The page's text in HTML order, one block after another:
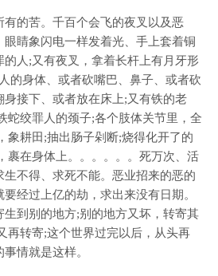
的苦。千百个会飞的夜叉以及恶
眼睛象闪电一样发着光、手上套着铜
人;又有夜叉，拿着长杆上有月牙形
的身体、或者砍嘴巴、鼻子、或者砍
身接下、或者放在床上;又有铁的老
蛇绞罪人的颈子;各个肢体关节里，全
象耕田;抽出肠子剁断;烧得化开了的
裹在身体上。。。。。。死万次、活
不得、求死不能。恶业招来的恶的
经过上亿的劫，求出来没有日期。
到别的地方;别的地方又坏，转寄其
再转寄;这个世界过完以后，从头再
情就是这样。